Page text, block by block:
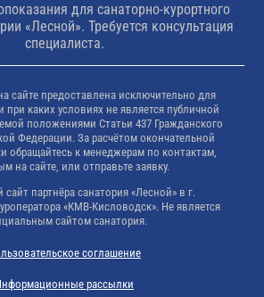
для санаторно-курортного
«Лесной». Требуется консультация
специалиста.
сайте предоставлена исключительно для
каких условиях не является публичной
положениями Статьи 437 Гражданского
Федерации. За расчётом окончательной
обращайтесь к менеджерам по контактам,
на сайте, или отправьте заявку.
партнёра санатория «Лесной» в г.
«КМВ-Кисловодск». Не является
сайтом санатория.
соглашение
рассылки